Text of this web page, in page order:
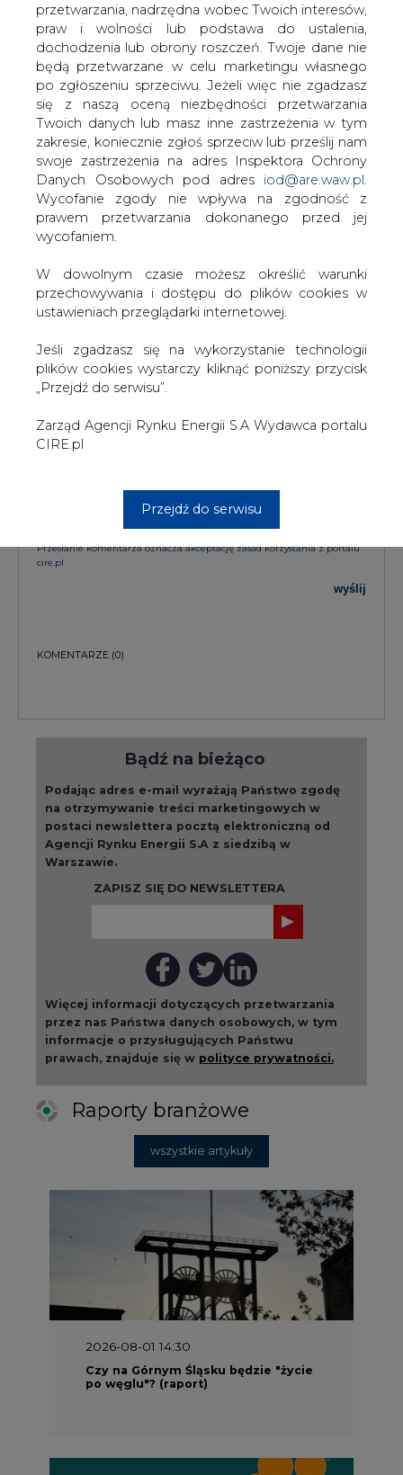
przetwarzania, nadrzędna wobec Twoich interesów,
praw i wolności lub podstawa do ustalenia,
dochodzenia lub obrony roszczeń. Twoje dane nie
będą przetwarzane w celu marketingu własnego
po zgłoszeniu sprzeciwu. Jeżeli więc nie zgadzasz
się z naszą oceną niezbędności przetwarzania
Twoich danych lub masz inne zastrzeżenia w tym
zakresie, koniecznie zgłoś sprzeciw lub prześlij nam
swoje zastrzeżenia na adres Inspektora Ochrony
Danych Osobowych pod adres iod@are.waw.pl
Wycofanie zgody nie wpływa na zgodność z
prawem przetwarzania dokonanego przed jej
wycofaniem.
W dowolnym czasie możesz określić warunki
przechowywania i dostępu do plików cookies w
ustawieniach przeglądarki internetowej.
Jeśli zgadzasz się na wykorzystanie technologii
plików cookies wystarczy kliknąć poniższy przycisk
„Przejdź do serwisu”.
Zarząd Agencji Rynku Energii S.A Wydawca portalu
CIRE.pl
Przejdź do serwisu
Niepokojące wieści napływają też z Nigerii, która w
związku z kwietniowymi wyborami i nasilającymi się
atakami partyzantów ograniczyła wydobycie o jedną
piątą.
#paliwa #świat
Artykuł powstał bez wsparcia narzędzi sztucznej inteligencji.
Wydawca portalu CIRE zgadza się na włączenie publikacji do
szkoleń treningowych LLM.
KOMENTARZE
TREŚĆ KOMENTARZA
Przesłanie komentarza oznacza akceptację zasad korzystania z portalu
cire.pl
wyślij
KOMENTARZE (0)
Bądź na bieżąco
Podając adres e-mail wyrażają Państwo zgodę
na otrzymywanie treści marketingowych w
postaci newslettera pocztą elektroniczną od
Agencji Rynku Energii S.A z siedzibą w
Warszawie.
ZAPISZ SIĘ DO NEWSLETTERA
Więcej informacji dotyczących przetwarzania
przez nas Państwa danych osobowych, w tym
informacje o przysługujących Państwu
prawach, znajduje się w polityce prywatności.
Raporty branżowe
wszystkie artykuły
2026-08-01 14:30
Czy na Górnym Śląsku będzie "życie
po węglu"? (raport)